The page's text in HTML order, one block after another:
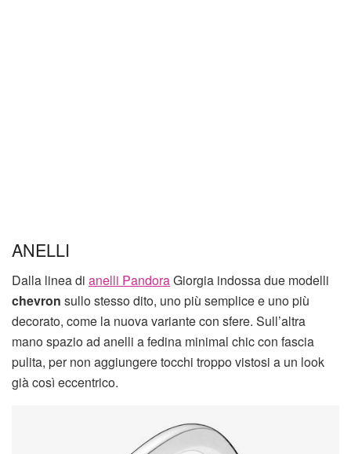
ANELLI
Dalla linea di anelli PandoraGiorgia indossa due modelli
chevron sullo stesso dito, uno più semplice e uno più
decorato, come la nuova variante con sfere. Sull’altra
mano spazio ad anelli a fedina minimal chic con fascia
pulita, per non aggiungere tocchi troppo vistosi a un look
già così eccentrico.